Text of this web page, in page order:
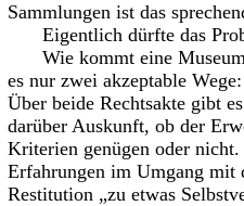
Sammlungen ist das
Eigentlich dürfte das
Wie kommt eine
es nur zwei akzeptable
Über beide Rechtsakte gibt
darüber Auskunft, ob der
Kriterien genügen oder
Erfahrungen im Umgang mit
Restitution „zu etwas